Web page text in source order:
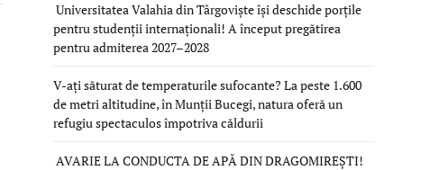
Universitatea Valahia din Târgoviște își deschide porțile
pentru studenții internaționali! A început pregătirea
pentru admiterea 2027–2028
V-ați săturat de temperaturile sufocante? La peste 1.600
de metri altitudine, în Munții Bucegi, natura oferă un
refugiu spectaculos împotriva căldurii
AVARIE LA CONDUCTA DE APĂ DIN DRAGOMIREȘTI!